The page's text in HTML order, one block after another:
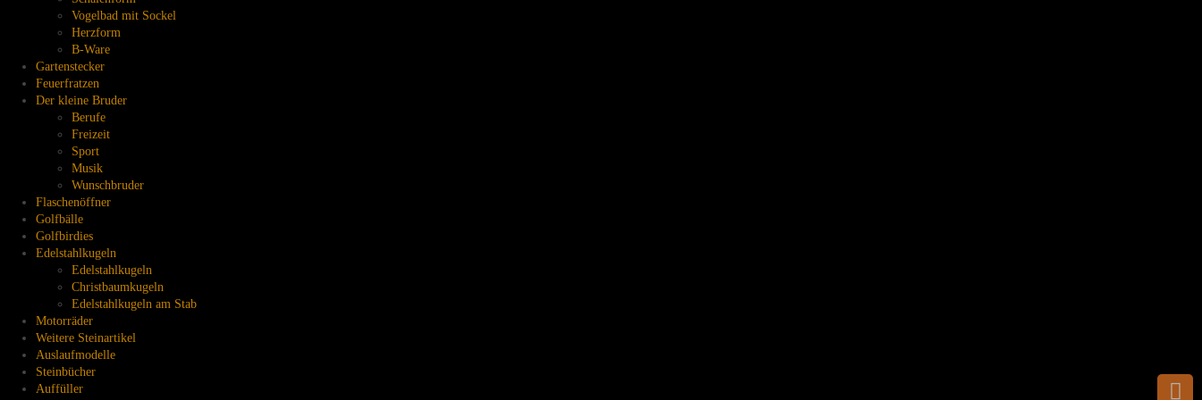
Vogelbad mit Sockel
Herzform
B-Ware
Gartenstecker
Feuerfratzen
Der kleine Bruder
Berufe
Freizeit
Sport
Musik
Wunschbruder
Flaschenöffner
Golfbälle
Golfbirdies
Edelstahlkugeln
Edelstahlkugeln
Christbaumkugeln
Edelstahlkugeln am Stab
Motorräder
Weitere Steinartikel
Auslaufmodelle
Steinbücher
Auffüller